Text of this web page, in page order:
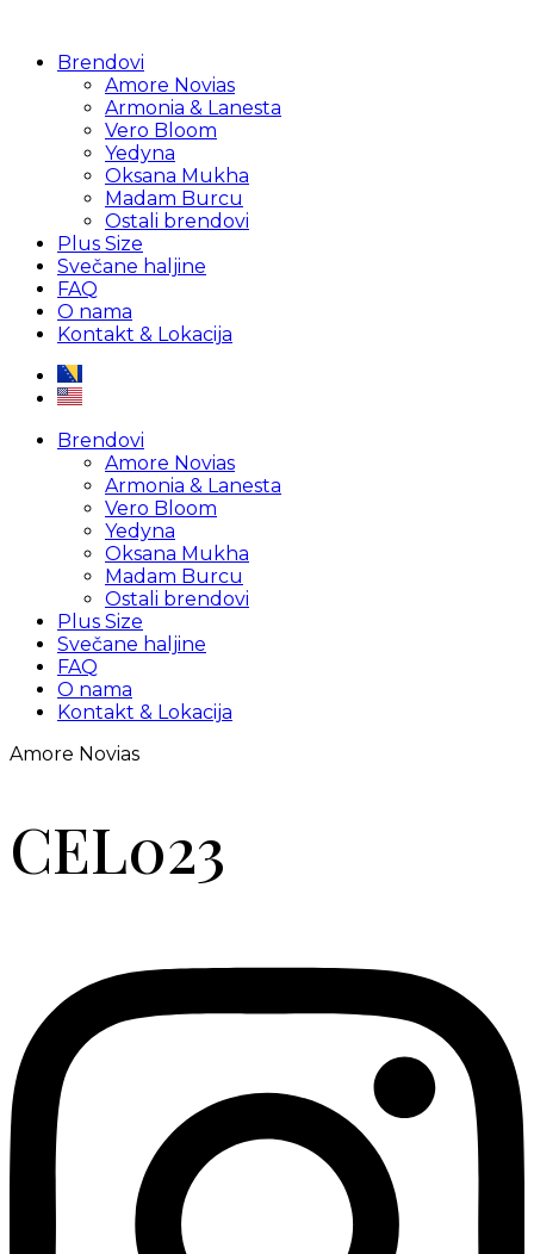
Brendovi
Amore Novias
Armonia & Lanesta
Vero Bloom
Yedyna
Oksana Mukha
Madam Burcu
Ostali brendovi
Plus Size
Svečane haljine
FAQ
O nama
Kontakt & Lokacija
Brendovi
Amore Novias
Armonia & Lanesta
Vero Bloom
Yedyna
Oksana Mukha
Madam Burcu
Ostali brendovi
Plus Size
Svečane haljine
FAQ
O nama
Kontakt & Lokacija
Amore Novias
CEL023